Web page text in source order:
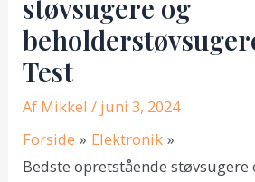
støvsugere og
Test
Af Mikkel/ juni 3, 2024
Forside
Elektronik
Bedste opretstående støvsugere